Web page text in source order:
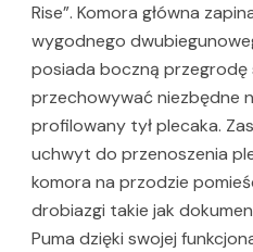
Rise”. Komora główna
wygodnego
posiada boczną przegrodę
przechowywać niezbędne
profilowany tył plecaka.
uchwyt do przenoszenia
komora na przodzie
drobiazgi takie jak
Puma dzięki swojej